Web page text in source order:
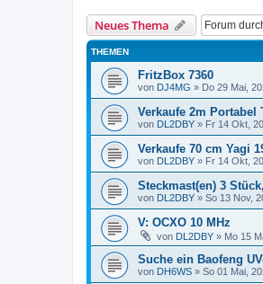
Neues Thema
THEMEN
FritzBox 7360
von DJ4MG » Do 29 Mai,
Verkaufe 2m Portabel
von DL2DBY » Fr 14 Okt,
Verkaufe 70 cm Yagi
von DL2DBY » Fr 14 Okt,
Steckmast(en) 3
von DL2DBY » So 13 Nov,
V: OCXO 10 MHz
von DL2DBY » Mo 15
Suche ein Baofeng
von DH6WS » So 01 Mai,